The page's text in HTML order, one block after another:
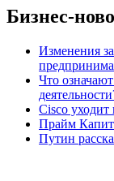
Бизнес-
Изменения
Что
Cisco уходит
Прайм
Путин